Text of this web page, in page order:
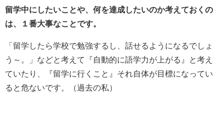
留学中にしたいことや、何を達成したいのか考えておくの
は、１番大事なことです。
「留学したら学校で勉強するし、話せるようになるでしょ
う～。」などと考えて『自動的に語学力が上がる』と考え
ていたり、『留学に行くこと』それ自体が目標になってい
ると危ないです。（過去の私）